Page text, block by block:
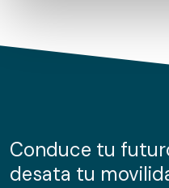
de cookies.
información sobre el uso
nuestros partners de
Conduce tu
desata tu